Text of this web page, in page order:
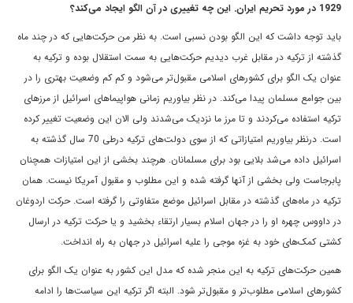
1929 در مورد تحریم ایران. این چه تغییری در آن الگو ایجاد می‌کند؟
باید توجه داشت که این الگو بودن نسبی است. به نظر من حرکت‌هایی که در چند ماه
گذشته از ترکیه در مقابل غرب دیدیم حرکت‌هایی به سمت استقلال بوده و ترکیه به
عنوان یک الگو برای کشورهای اسلامی‌ مقبول‌تر می‌شود و کم کم وضعیت بهتری را در
بین جوامع مسلمان پیدا می‌کند. در نظر بیاوریم زمانی هواپیماهای اسرائیل از مرزهای
ترکیه استفاده می‌کردند و تا مرز ما نزدیک می‌شدند ولی الان این وضعیت تغییر کرده
است. درنظر بیاوریم امتیازاتی که از سوی دولت‌های ترکیه درطی 70 سال گذشته به
اسرائیل داده می‌شد بلایی بود برای مسلمانان. هرچند بخشی از این امتیازات همچنان
پابرجاست ولی بخشی از آنها گرفته شده و این مطلوب و مقبول آمریکا نیست. همان
ترکیه در ماه‌های گذشته در مقابل اسرائیل موضع متفاوتی را گرفته است. حرکت اردوغان
در داووس چهره او را در جهان اسلام بسیار ارتقاء بخشید و یا حرکت ترکیه در ارسال
کشتی کمک‌های خود به غزه موجی را علیه اسرائیل در جهان به راه انداخت.
همین حرکت‌های ترکیه به این منجر شده که مدل این کشور به عنوان یک الگو برای
کشورهای اسلامی ‌مطلوب‌تر و مقبول‌تر ‌شود. البته اگر ترکیه این سیاست‌ها را ادامه